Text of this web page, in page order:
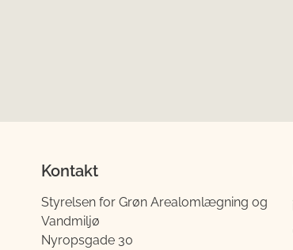
Kontakt
Styrelsen for Grøn Arealomlægning og
Vandmiljø
Nyropsgade 30